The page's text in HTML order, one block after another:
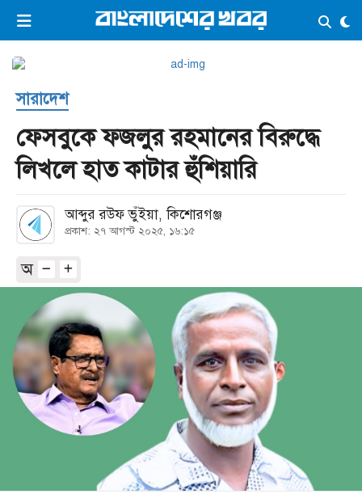
ভিডিও ই-পেপার লগইন ×
প্রচ্ছদ
সর্বশেষ
সব বিভাগ
আর্কাইভ
কনভার্টার
সারাদেশ
ফেসবুকে ফজলুর রহমানের বিরুদ্ধে
লিখলে হাত কাটার হুঁশিয়ারি
আব্দুর রউফ ভুঁইয়া, কিশোরগঞ্জ
প্রকাশ: ২৭ আগস্ট ২০২৫, ১৬:১৫
অ